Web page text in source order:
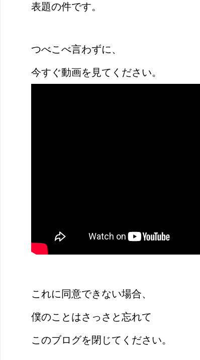
表題の件です。
つべこべ言わずに、
今すぐ動画を見てください。
これに同意できない場合、
僕のことはさっさと忘れて
このブログを閉じてください。
【動画】人生を変える腹のくくり方